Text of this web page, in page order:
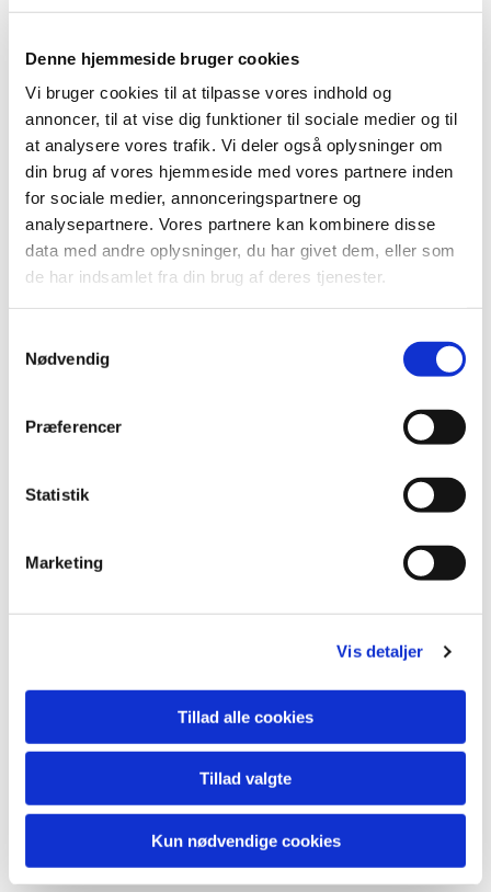
Denne hjemmeside bruger cookies
Vi bruger cookies til at tilpasse vores indhold og
annoncer, til at vise dig funktioner til sociale medier og til
at analysere vores trafik. Vi deler også oplysninger om
din brug af vores hjemmeside med vores partnere inden
for sociale medier, annonceringspartnere og
analysepartnere. Vores partnere kan kombinere disse
data med andre oplysninger, du har givet dem, eller som
de har indsamlet fra din brug af deres tjenester.
Nødvendig
Præferencer
Statistik
Marketing
Vis detaljer
Tillad alle cookies
Tillad valgte
Kun nødvendige cookies